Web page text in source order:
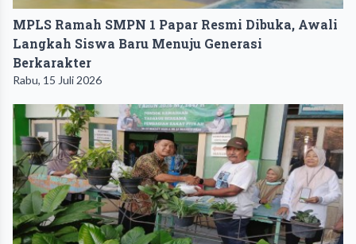
MPLS Ramah SMPN 1 Papar Resmi Dibuka, Awali
Langkah Siswa Baru Menuju Generasi
Berkarakter
Rabu, 15 Juli 2026